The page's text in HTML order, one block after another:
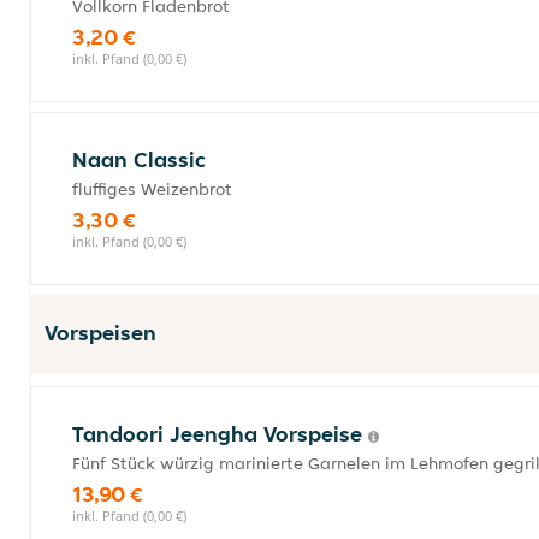
Vollkorn Fladenbrot
3,20 €
inkl. Pfand (0,00 €)
Naan Classic
fluffiges Weizenbrot
3,30 €
inkl. Pfand (0,00 €)
Vorspeisen
Tandoori Jeengha Vorspeise
Fünf Stück würzig marinierte Garnelen im Lehmofen
13,90 €
inkl. Pfand (0,00 €)